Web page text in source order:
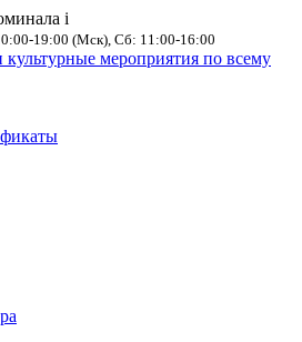
i
19:00 (Мск), Сб: 11:00-16:00
мероприятия по всему